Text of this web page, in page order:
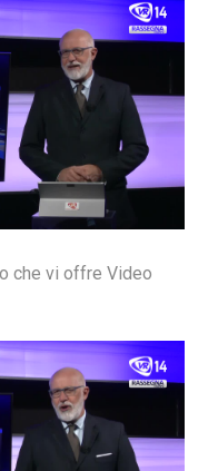
che vi offre Video